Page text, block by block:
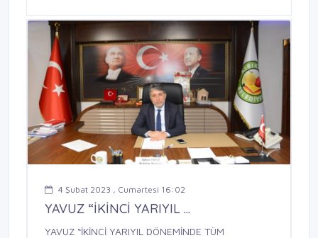
4 Şubat 2023 , Cumartesi 16:02
YAVUZ “İKİNCİ YARIYIL ...
YAVUZ “İKİNCİ YARIYIL DÖNEMİNDE TÜM